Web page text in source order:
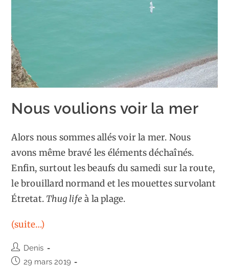
Nous voulions voir la mer
Alors nous sommes allés voir la mer. Nous
avons même bravé les éléments déchaînés.
Enfin, surtout les beaufs du samedi sur la route,
le brouillard normand et les mouettes survolant
Étretat. Thug life à la plage.
(suite…)
Auteur/autrice
de
Denis
Publication
29 mars 2019